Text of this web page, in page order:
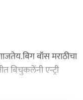
बॉस मराठीचा
बिचुकलेंनी एन्ट्री